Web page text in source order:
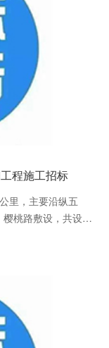
程施工招标
里，主要沿纵五
桃路敷设，共设车
线、27号线、永川
均站间距约1.6公